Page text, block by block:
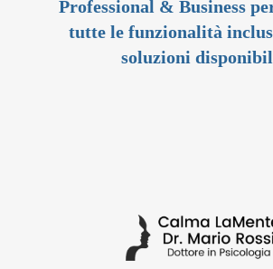
Professional & Business
tutte le funzionalità
soluzioni